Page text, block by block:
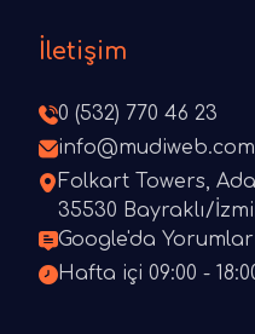
İletişim
0 (532) 770 46 23
info@mudiweb.com
Folkart Towers,
35530 Bayraklı/
Google'da
Hafta içi 09:00 -